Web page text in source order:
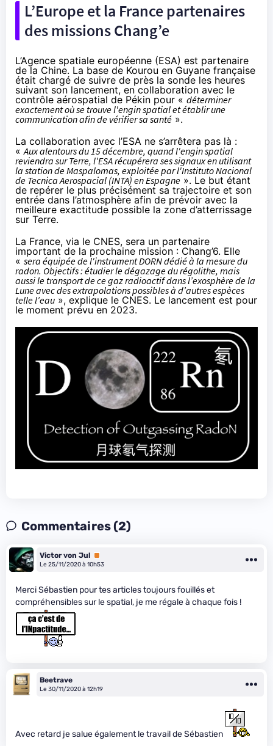
L’Europe et la France partenaires
des missions Chang’e
L’Agence spatiale européenne (ESA) est partenaire
de la Chine. La base de Kourou en Guyane française
était chargé de suivre de près la sonde les heures
suivant son lancement, en collaboration avec le
contrôle aérospatial de Pékin pour « déterminer
exactement où se trouve l'engin spatial et établir une
communication afin de vérifier sa santé ».
La collaboration avec l’ESA ne s’arrêtera pas là :
«Aux alentours du 15 décembre, quand l'engin spatial
reviendra sur Terre, l'ESA récupérera ses signaux en utilisant
la station de Maspalomas, exploitée par l'Instituto Nacional
de Tecnica Aerospacial (INTA) en Espagne ». Le but étant
de repérer le plus précisément sa trajectoire et son
entrée dans l’atmosphère afin de prévoir avec la
meilleure exactitude possible la zone d’atterrissage
sur Terre.
La France, via le CNES, sera un partenaire
important de la prochaine mission : Chang’6. Elle
« sera équipée de l'instrument DORN dédié à la mesure du
radon. Objectifs : étudier le dégazage du régolithe, mais
aussi le transport de ce gaz radioactif dans l’exosphère de la
Lune avec des extrapolations possibles à d’autres espèces
telle l’eau », explique le CNES. Le lancement est pour
le moment prévu en 2023.
Commentaires (2)
Victor von Jul Premium
Le 25/11/2020 à 10h53
Merci Sébastien pour tes articles toujours fouillés et
compréhensibles sur le spatial, je me régale à chaque fois !
Beetrave
Le 30/11/2020 à 12h19
Avec retard je salue également le travail de Sébastien